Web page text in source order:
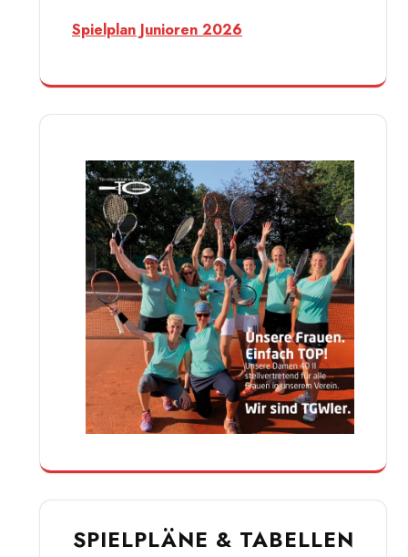
Spielplan Junioren 2026
SPIELPLÄNE & TABELLEN